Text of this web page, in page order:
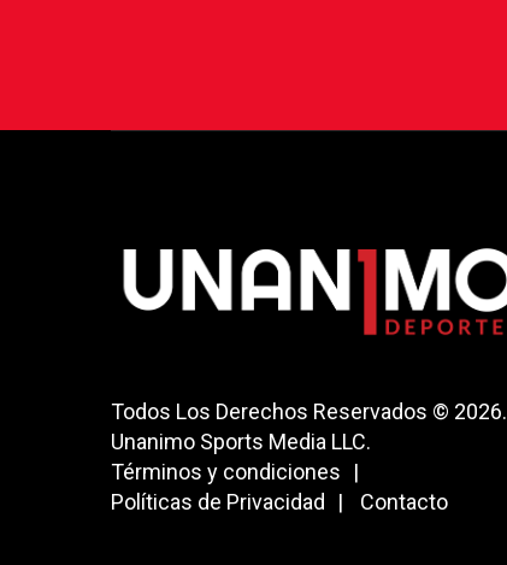
Todos Los Derechos Reservados © 2026.
Unanimo Sports Media LLC.
Términos y condiciones
Políticas de Privacidad
Contacto